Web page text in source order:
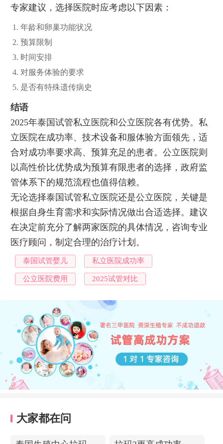
专家建议，选择医院时应考虑以下因素：
年龄和卵巢功能状况
预算限制
时间安排
对服务体验的要求
是否有特殊遗传病史
结语
2025年泰国试管私立医院和公立医院各有优势。私
立医院在成功率、技术设备和服体验方面领先，适
合对成功率要求高、预算充足的患者。公立医院则
以高性价比优势成为预算有限患者的选择，政府监
管体系下的规范流程也值得信赖。
无论选择泰国试管私立医院还是公立医院，关键是
根据自身生育需求和实际情况做出合适选择。建议
在决定前充分了解两家医院的具体情况，咨询专业
医疗顾问，制定合理的治疗计划。
泰国试管婴儿 私立医院成功率
公立医院费用 2025试管对比
大家都在问